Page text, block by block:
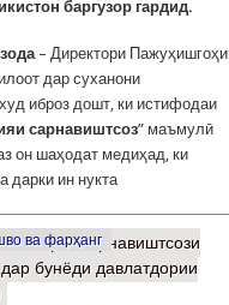
баргузор гардид.
– Директори Пажуҳишгоҳи
дар суханони
иброз дошт, ки истифодаи
сарнавиштсоз” маъмулӣ
он шаҳодат медиҳад, ки
дарки ин нукта
ва фарҳанг
о Нақши сарнавиштсози
бунёди давлатдории